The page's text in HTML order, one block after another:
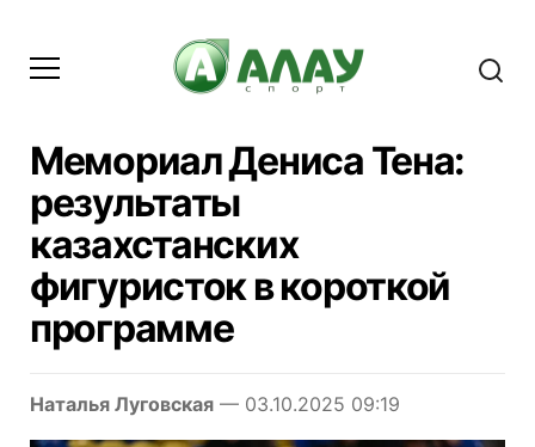
Мемориал Дениса Тена:
результаты
казахстанских
фигуристок в короткой
программе
Наталья Луговская — 03.10.2025 09:19